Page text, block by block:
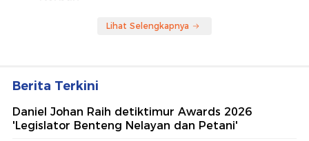
Lihat Selengkapnya
Berita Terkini
Daniel Johan Raih detiktimur Awards 2026
'Legislator Benteng Nelayan dan Petani'